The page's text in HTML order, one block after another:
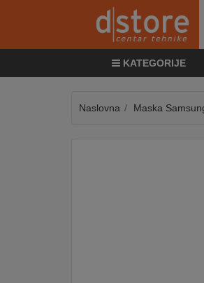
KATEGORIJE
&
Naslovna Maska